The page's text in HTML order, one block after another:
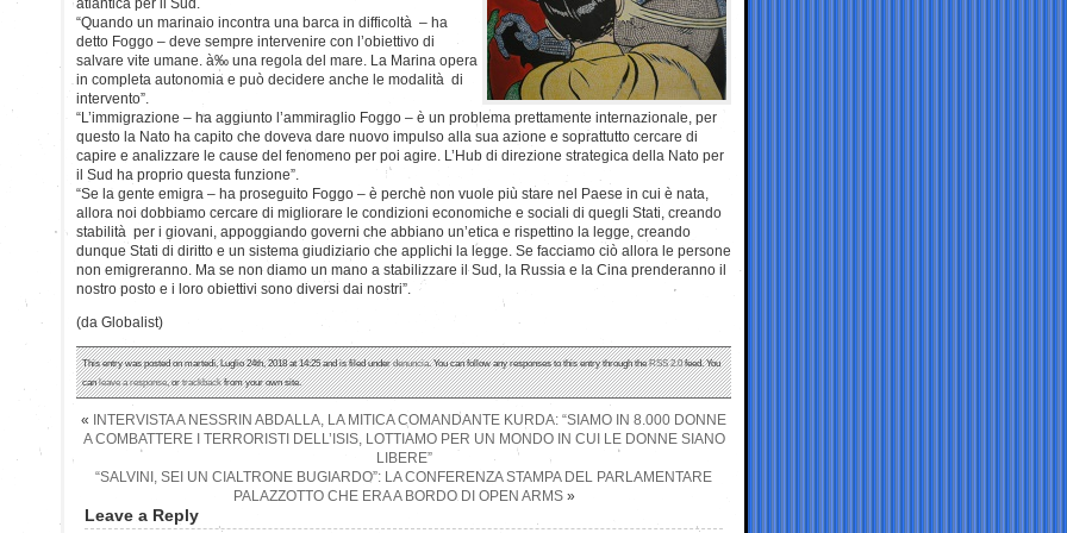
atlantica per il Sud.
“Quando un marinaio incontra una barca in difficoltà – ha
detto Foggo – deve sempre intervenire con l’obiettivo di
salvare vite umane. à‰ una regola del mare. La Marina opera
in completa autonomia e può decidere anche le modalità di
intervento”.
“L’immigrazione – ha aggiunto l’ammiraglio Foggo – è un problema prettamente internazionale, per
questo la Nato ha capito che doveva dare nuovo impulso alla sua azione e soprattutto cercare di
capire e analizzare le cause del fenomeno per poi agire. L’Hub di direzione strategica della Nato per
il Sud ha proprio questa funzione”.
“Se la gente emigra – ha proseguito Foggo – è perchè non vuole più stare nel Paese in cui è nata,
allora noi dobbiamo cercare di migliorare le condizioni economiche e sociali di quegli Stati, creando
stabilità per i giovani, appoggiando governi che abbiano un’etica e rispettino la legge, creando
dunque Stati di diritto e un sistema giudiziario che applichi la legge. Se facciamo ciò allora le persone
non emigreranno. Ma se non diamo un mano a stabilizzare il Sud, la Russia e la Cina prenderanno il
nostro posto e i loro obiettivi sono diversi dai nostri”.
(da Globalist)
This entry was posted on martedì, Luglio 24th, 2018 at 14:25 and is filed underdenuncia. You can follow any responses to this entry through theRSS 2.0feed. You
canleave a response, ortrackbackfrom your own site.
«
INTERVISTA A NESSRIN ABDALLA, LA MITICA COMANDANTE KURDA: “SIAMO IN 8.000 DONNE
A COMBATTERE I TERRORISTI DELL’ISIS, LOTTIAMO PER UN MONDO IN CUI LE DONNE SIANO
LIBERE”
“SALVINI, SEI UN CIALTRONE BUGIARDO”: LA CONFERENZA STAMPA DEL PARLAMENTARE
PALAZZOTTO CHE ERA A BORDO DI OPEN ARMS»
Leave a Reply